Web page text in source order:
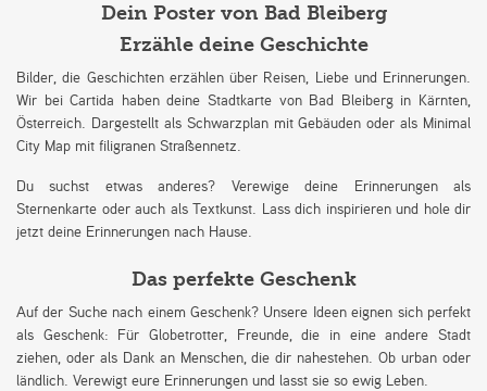
Dein Poster von Bad Bleiberg
Erzähle deine Geschichte
Bilder, die Geschichten erzählen über Reisen, Liebe und Erinnerungen.
Wir bei Cartida haben deine Stadtkarte von Bad Bleiberg in Kärnten,
Österreich. Dargestellt als Schwarzplan mit Gebäuden oder als Minimal
City Map mit filigranen Straßennetz.
Du suchst etwas anderes? Verewige deine Erinnerungen als
Sternenkarte oder auch als Textkunst. Lass dich inspirieren und hole dir
jetzt deine Erinnerungen nach Hause.
Das perfekte Geschenk
Auf der Suche nach einem Geschenk? Unsere Ideen eignen sich perfekt
als Geschenk: Für Globetrotter, Freunde, die in eine andere Stadt
ziehen, oder als Dank an Menschen, die dir nahestehen. Ob urban oder
ländlich. Verewigt eure Erinnerungen und lasst sie so ewig Leben.